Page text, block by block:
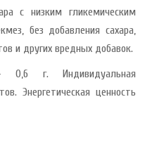
с низким гликемическим
без добавления сахара,
и других вредных добавок.
0,6 г. Индивидуальная
Энергетическая ценность